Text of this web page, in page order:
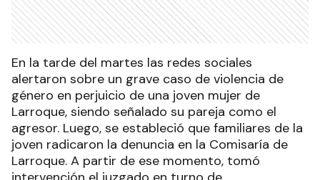
En la tarde del martes las redes sociales
alertaron sobre un grave caso de violencia de
género en perjuicio de una joven mujer de
Larroque, siendo señalado su pareja como el
agresor. Luego, se estableció que familiares de la
joven radicaron la denuncia en la Comisaría de
Larroque. A partir de ese momento, tomó